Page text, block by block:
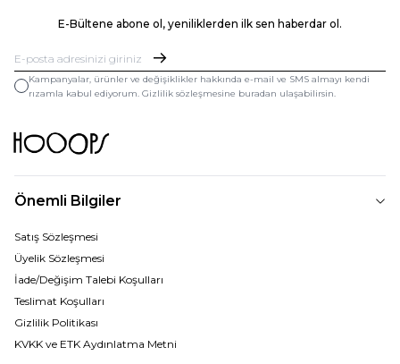
E-Bültene abone ol, yeniliklerden ilk sen haberdar ol.
Kampanyalar, ürünler ve değişiklikler hakkında e-mail ve SMS almayı kendi
rızamla kabul ediyorum. Gizlilik sözleşmesine buradan ulaşabilirsin.
Önemli Bilgiler
Satış Sözleşmesi
Üyelik Sözleşmesi
İade/Değişim Talebi Koşulları
Teslimat Koşulları
Gizlilik Politikası
KVKK ve ETK Aydınlatma Metni